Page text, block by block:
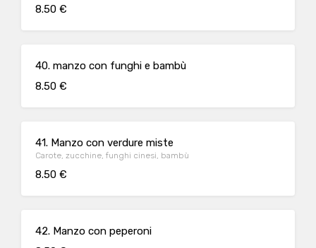
8.50 €
40. manzo con funghi e bambù
8.50 €
41. Manzo con verdure miste
Carote, zucchine, funghi cinesi, bambù
8.50 €
42. Manzo con peperoni